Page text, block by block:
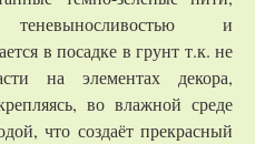
и
в посадке в грунт т.к. не
на элементах декора,
во влажной среде
что создаёт прекрасный